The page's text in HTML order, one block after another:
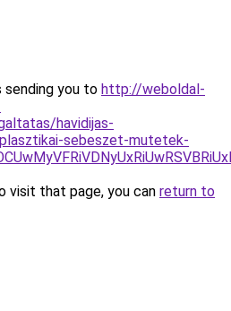
sending you to http://weboldal-
havidijas-
sebeszet-mutetek-
visit that page, you can return to